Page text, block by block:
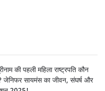
की पहली महिला राष्ट्रपति कौन
जेनिफर सायमंस का जीवन, संघर्ष और